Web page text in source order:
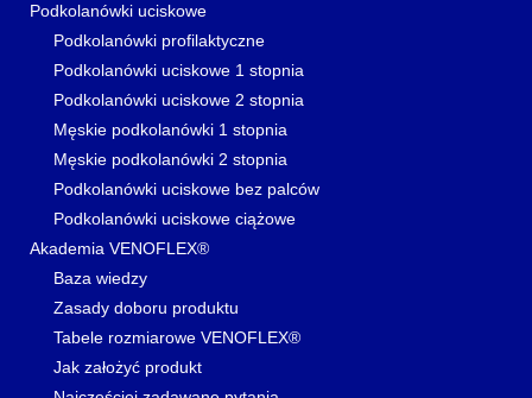
Podkolanówki uciskowe
Podkolanówki profilaktyczne
Podkolanówki uciskowe 1 stopnia
Podkolanówki uciskowe 2 stopnia
Męskie podkolanówki 1 stopnia
Męskie podkolanówki 2 stopnia
Podkolanówki uciskowe bez palców
Podkolanówki uciskowe ciążowe
Akademia VENOFLEX®
Baza wiedzy
Zasady doboru produktu
Tabele rozmiarowe VENOFLEX®
Jak założyć produkt